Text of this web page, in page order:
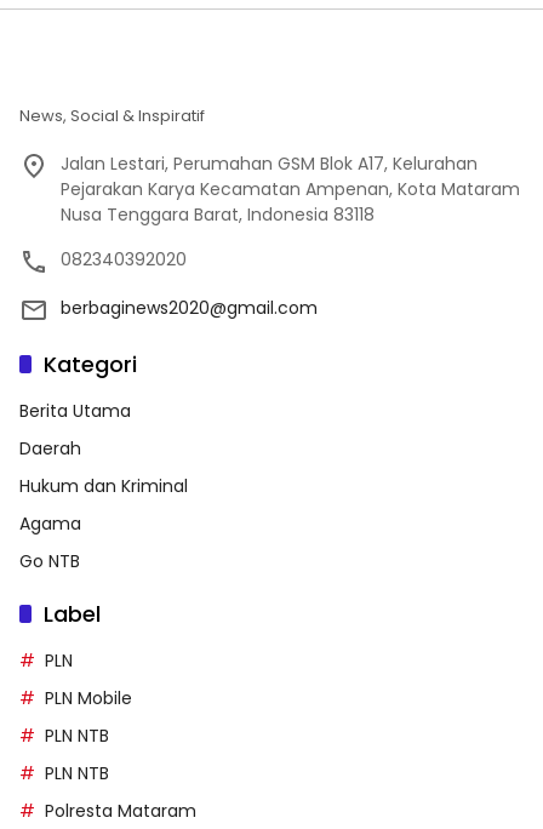
News, Social & Inspiratif
Jalan Lestari, Perumahan GSM Blok A17, Kelurahan
Pejarakan Karya Kecamatan Ampenan, Kota Mataram
Nusa Tenggara Barat, Indonesia 83118
082340392020
berbaginews2020@gmail.com
Kategori
Berita Utama
Daerah
Hukum dan Kriminal
Agama
Go NTB
Label
PLN
PLN Mobile
PLN NTB
PLN NTB
Polresta Mataram